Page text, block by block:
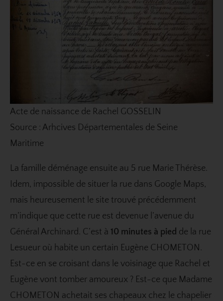
Acte de naissance de Rachel GOSSELIN
Source : Arhcives Départementales de Seine
Maritime
La famille déménage ensuite au 5 rue Marie Thérèse.
Idem, impossible de situer la rue dans Google Maps,
mais heureusement le site trouvé précédemment
m’indique que cette rue est devenue l’avenue du
Général Archinard. C’est à 10 minutes à pied de la rue
Lesueur où habite un certain Eugène CHOMETON .
Est-ce en se croisant dans le voisinage que Rachel et
Eugène vont tomber amoureux ? Est-ce que Madame
CHOMETON achetait ses chapeaux chez le chapelier